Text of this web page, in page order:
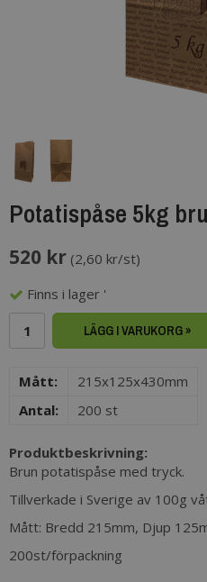
Potatispåse 5kg
520 kr (2,60 kr/st)
Finns i lager '
LÄGG I VARUKORG »
Mått:
215x125x430mm
Antal:
200 st
Produktbeskrivning:
Brun potatispåse med tryck.
Tillverkade i Sverige av 100g
Mått: Bredd 215mm, Djup
200st/förpackning